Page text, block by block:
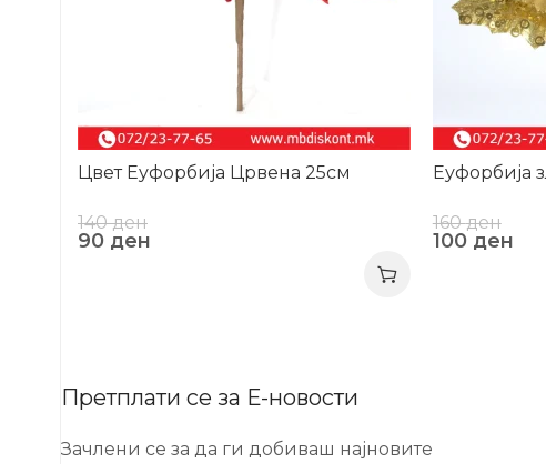
Цвет Еуфорбија Црвена 25см
140ден
90 ден
Еуфорбија
160ден
100 ден
Претплати се за Е-новости
Зачлени се за да ги добиваш најновите